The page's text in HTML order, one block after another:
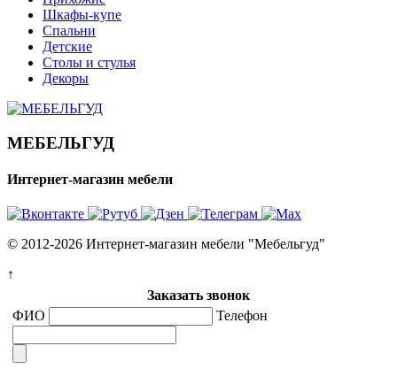
Шкафы-купе
Спальни
Детские
Столы и стулья
Декоры
МЕБЕЛЬГУД
Интернет-магазин мебели
© 2012-2026 Интернет-магазин мебели "Мебельгуд"
↑
Заказать звонок
ФИО
Телефон